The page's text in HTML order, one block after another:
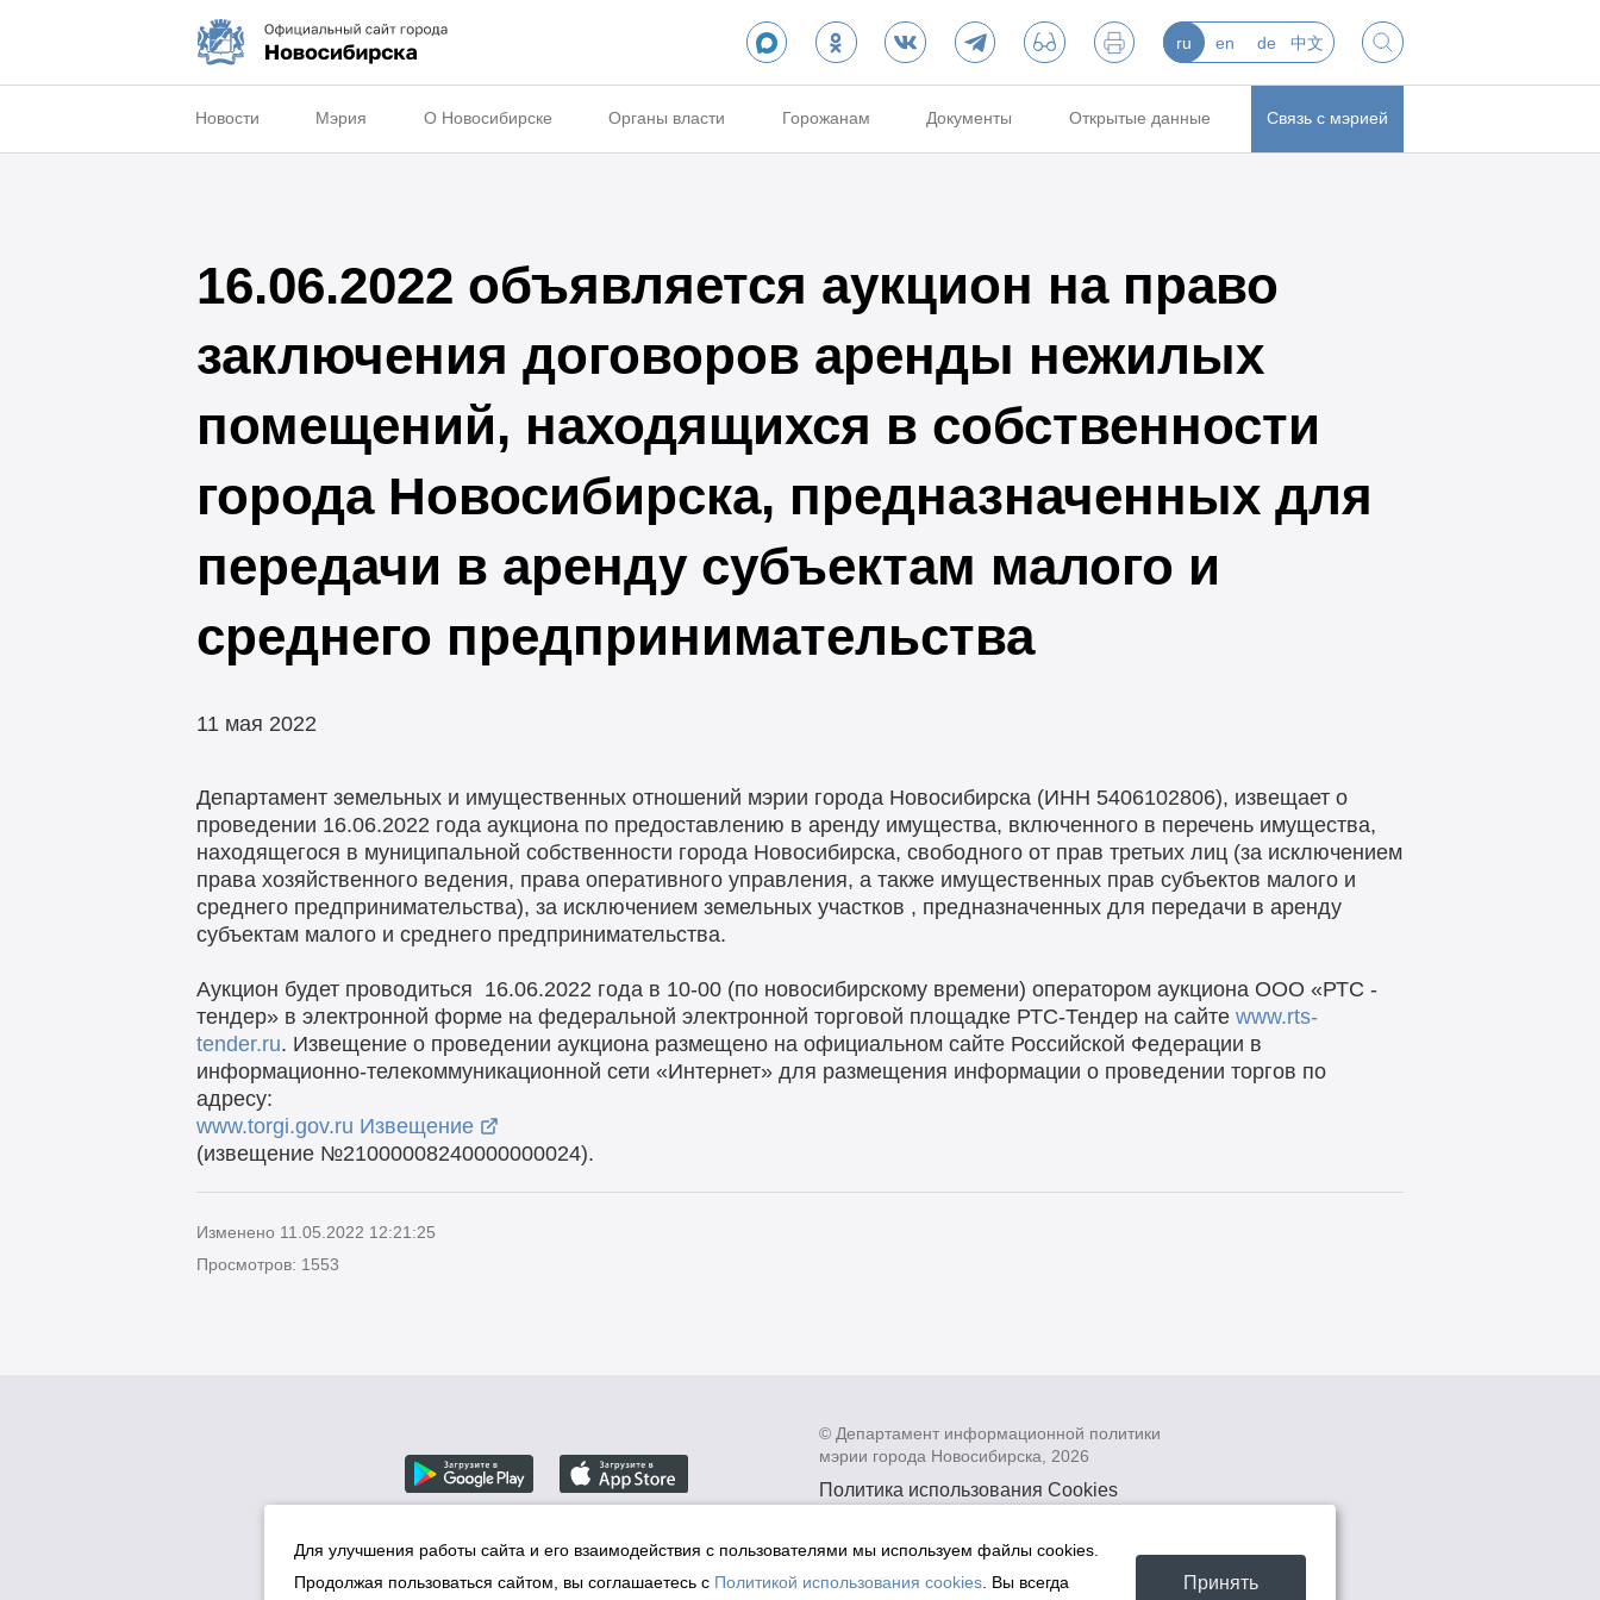
ru en de 中文
Новости Мэрия О Новосибирске Органы власти Горожанам Документы Открытые данные Связь с мэрией
16.06.2022 объявляется аукцион на право
заключения договоров аренды нежилых
помещений, находящихся в собственности
города Новосибирска, предназначенных для
передачи в аренду субъектам малого и
среднего предпринимательства
11 мая 2022
Департамент земельных и имущественных отношений мэрии города Новосибирска (ИНН 5406102806), извещает о
проведении 16.06.2022 года аукциона по предоставлению в аренду имущества, включенного в перечень имущества,
находящегося в муниципальной собственности города Новосибирска, свободного от прав третьих лиц (за исключением
права хозяйственного ведения, права оперативного управления, а также имущественных прав субъектов малого и
среднего предпринимательства), за исключением земельных участков , предназначенных для передачи в аренду
субъектам малого и среднего предпринимательства.
Аукцион будет проводиться 16.06.2022 года в 10-00 (по новосибирскому времени) оператором аукциона ООО «РТС -
тендер» в электронной форме на федеральной электронной торговой площадке РТС-Тендер на сайте www.rts-
tender.ru. Извещение о проведении аукциона размещено на официальном сайте Российской Федерации в
информационно-телекоммуникационной сети «Интернет» для размещения информации о проведении торгов по
адресу:
www.torgi.gov.ru Извещение
(извещение №21000008240000000024).
Изменено 11.05.2022 12:21:25
Просмотров: 1553
© Департамент информационной политики
мэрии города Новосибирска, 2026
Политика использования Cookies
данных в информационных системах
мэрии города Новосибирска
Для улучшения работы сайта и его взаимодействия с пользователями мы используем файлы cookies.
Продолжая пользоваться сайтом, вы соглашаетесь с Политикой использования cookies . Вы всегда Принять